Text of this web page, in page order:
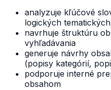
analyzuje kľúčové
logických
navrhuje štruktúru
vyhľadávania
generuje návrhy
(popisy kategórií,
podporuje interné
obsahom